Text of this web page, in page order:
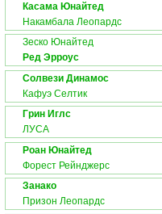
Касама Юнайтед
Накамбала Леопардс
Зеско Юнайтед
Ред Эрроус
Солвези Динамос
Кафуэ Селтик
Грин Иглс
ЛУСА
Роан Юнайтед
Форест Рейнджерс
Занако
Призон Леопардс